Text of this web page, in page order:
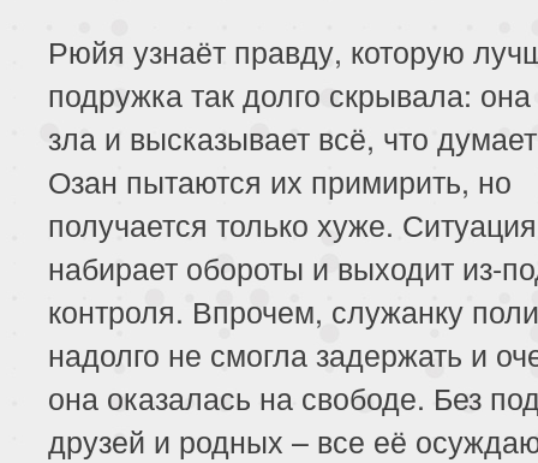
Рюйя узнаёт правду, которую
подружка так долго скрывала:
зла и высказывает всё, что
Озан пытаются их примирить, но
получается только хуже. Ситуация
набирает обороты и выходит из-
контроля. Впрочем, служанку
надолго не смогла задержать и
она оказалась на свободе. Без
друзей и родных – все её